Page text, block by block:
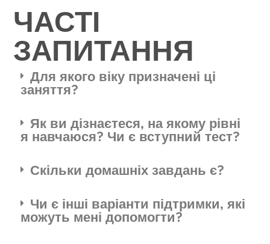
ЧАСТІ
ЗАПИТАННЯ
Для якого віку призначені ці
заняття?
Як ви дізнаєтеся, на якому рівні
я навчаюся? Чи є вступний тест?
Скільки домашніх завдань є?
Чи є інші варіанти підтримки, які
можуть мені допомогти?